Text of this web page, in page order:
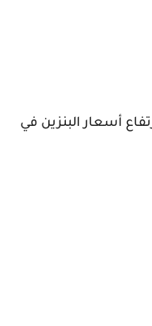
أسعار البنزين في